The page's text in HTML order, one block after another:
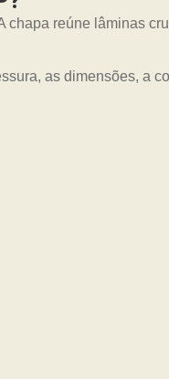
chapa reúne lâminas
as dimensões, a